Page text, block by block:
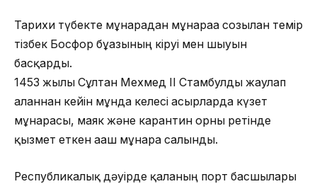
Тарихи түбекте мұнарадан мұнараға созылған темір
тізбек Босфор бұғазының кіруі мен шығуын
басқарды.
1453 жылы Сұлтан Мехмед II Стамбулды жаулап
алғаннан кейін мұнда келесі ғасырларда күзет
мұнарасы, маяк және карантин орны ретінде
қызмет еткен ағаш мұнара салынды.
Республикалық дәуірде қаланың порт басшылары